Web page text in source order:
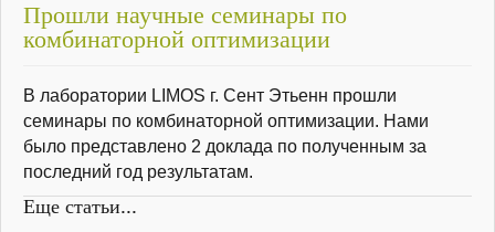
Прошли научные семинары по
комбинаторной оптимизации
В лаборатории LIMOS г. Сент Этьенн прошли
семинары по комбинаторной оптимизации. Нами
было представлено 2 доклада по полученным за
последний год результатам.
Еще статьи...